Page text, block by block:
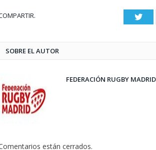
SOBRE EL AUTOR
FEDERACIÓN RUGBY MADRID
están cerrados.